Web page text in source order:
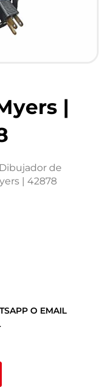
|
Dibujador de
| 42878
O EMAIL